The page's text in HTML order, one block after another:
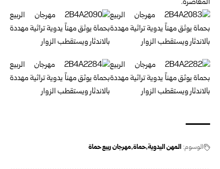
المعاصرة.
الوسوم: المهن اليدوية حماة مهرجان ربيع حماة